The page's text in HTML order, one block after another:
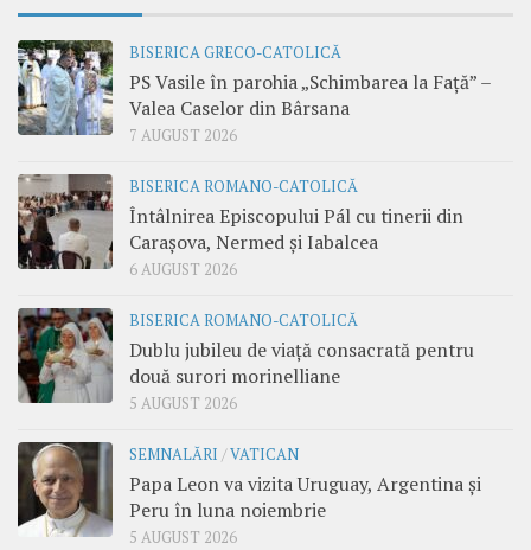
BISERICA GRECO-CATOLICĂ
PS Vasile în parohia „Schimbarea la Față” –
Valea Caselor din Bârsana
7 AUGUST 2026
BISERICA ROMANO-CATOLICĂ
Întâlnirea Episcopului Pál cu tinerii din
Carașova, Nermed și Iabalcea
6 AUGUST 2026
BISERICA ROMANO-CATOLICĂ
Dublu jubileu de viață consacrată pentru
două surori morinelliane
5 AUGUST 2026
SEMNALĂRI /VATICAN
Papa Leon va vizita Uruguay, Argentina și
Peru în luna noiembrie
5 AUGUST 2026